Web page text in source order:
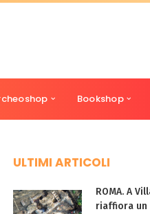
Bookshop
ULTIMI ARTICOLI
ROMA. A
riaffiora